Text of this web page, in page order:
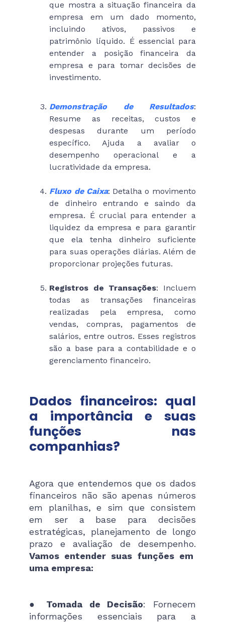
que mostra a situação financeira da
empresa em um dado momento,
incluindo ativos, passivos e
patrimônio líquido. É essencial para
entender a posição financeira da
empresa e para tomar decisões de
investimento.
Demonstração de Resultados:
Resume as receitas, custos e
despesas durante um período
específico. Ajuda a avaliar o
desempenho operacional e a
lucratividade da empresa.
Fluxo de Caixa: Detalha o movimento
de dinheiro entrando e saindo da
empresa. É crucial para entender a
liquidez da empresa e para garantir
que ela tenha dinheiro suficiente
para suas operações diárias. Além de
proporcionar projeções futuras.
Registros de Transações: Incluem
todas as transações financeiras
realizadas pela empresa, como
vendas, compras, pagamentos de
salários, entre outros. Esses registros
são a base para a contabilidade e o
gerenciamento financeiro.
Dados financeiros: qual
a importância e suas
funções nas
companhias?
Agora que entendemos que os dados
financeiros não são apenas números
em planilhas, e sim que consistem
em ser a base para decisões
estratégicas, planejamento de longo
prazo e avaliação de desempenho.
Vamos entender suas funções em
uma empresa:
● Tomada de Decisão: Fornecem
informações essenciais para a